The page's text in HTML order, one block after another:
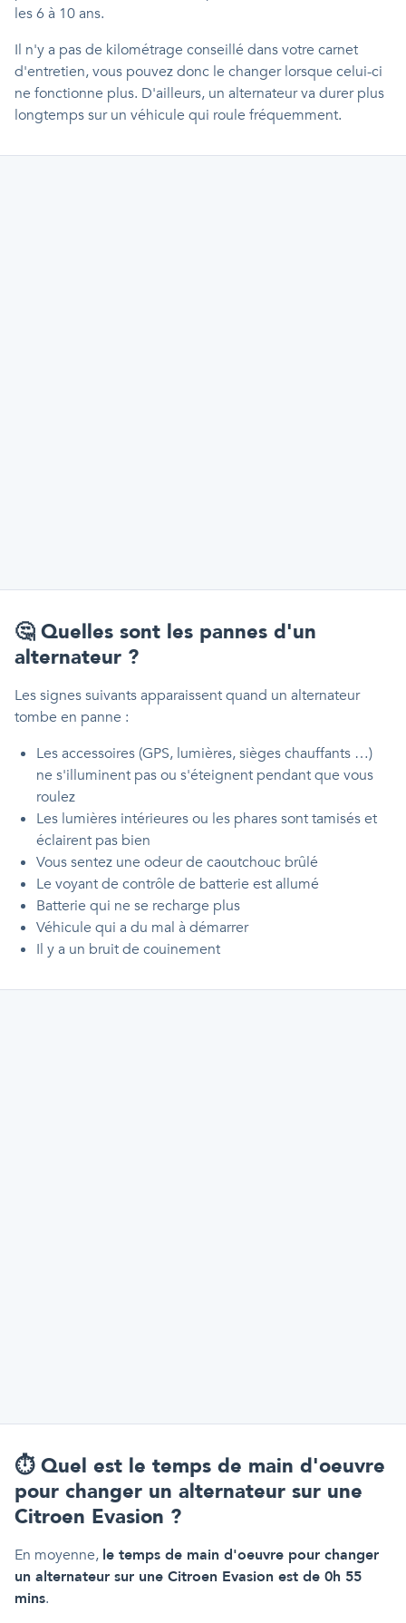
les 6 à 10 ans.
Il n'y a pas de kilométrage conseillé dans votre carnet
d'entretien, vous pouvez donc le changer lorsque celui-ci
ne fonctionne plus. D'ailleurs, un alternateur va durer plus
longtemps sur un véhicule qui roule fréquemment.
🤔 Quelles sont les pannes d'un
alternateur ?
Les signes suivants apparaissent quand un alternateur
tombe en panne :
Les accessoires (GPS, lumières, sièges chauffants …)
ne s'illuminent pas ou s'éteignent pendant que vous
roulez
Les lumières intérieures ou les phares sont tamisés et
éclairent pas bien
Vous sentez une odeur de caoutchouc brûlé
Le voyant de contrôle de batterie est allumé
Batterie qui ne se recharge plus
Véhicule qui a du mal à démarrer
Il y a un bruit de couinement
⏱️ Quel est le temps de main d'oeuvre
pour changer un alternateur sur une
Citroen Evasion ?
En moyenne, le temps de main d'oeuvre pour changer
un alternateur sur une Citroen Evasion est de 0h 55
mins.